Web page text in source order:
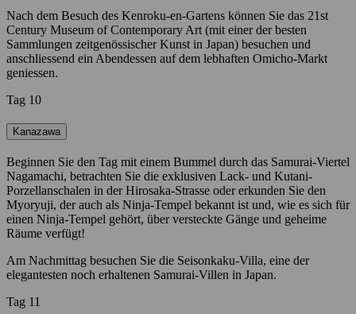
Nach dem Besuch des Kenroku-en-Gartens können Sie das 21st
Century Museum of Contemporary Art (mit einer der besten
Sammlungen zeitgenössischer Kunst in Japan) besuchen und
anschliessend ein Abendessen auf dem lebhaften Omicho-Markt
geniessen.
Tag 10
Kanazawa
Beginnen Sie den Tag mit einem Bummel durch das Samurai-Viertel
Nagamachi, betrachten Sie die exklusiven Lack- und Kutani-
Porzellanschalen in der Hirosaka-Strasse oder erkunden Sie den
Myoryuji, der auch als Ninja-Tempel bekannt ist und, wie es sich für
einen Ninja-Tempel gehört, über versteckte Gänge und geheime
Räume verfügt!
Am Nachmittag besuchen Sie die Seisonkaku-Villa, eine der
elegantesten noch erhaltenen Samurai-Villen in Japan.
Tag 11